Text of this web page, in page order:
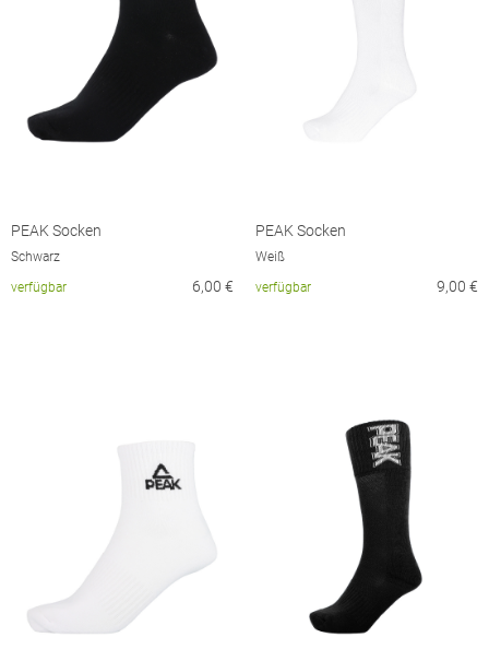
PEAK Socken
Schwarz
verfügbar
6,00 €
PEAK Socken
Weiß
verfügbar
9,00 €